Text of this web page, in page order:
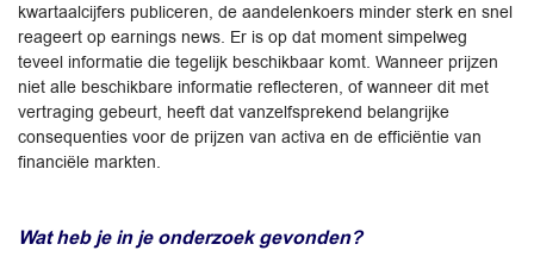
kwartaalcijfers publiceren, de aandelenkoers minder sterk en snel
reageert op earnings news. Er is op dat moment simpelweg
teveel informatie die tegelijk beschikbaar komt. Wanneer prijzen
niet alle beschikbare informatie reflecteren, of wanneer dit met
vertraging gebeurt, heeft dat vanzelfsprekend belangrijke
consequenties voor de prijzen van activa en de efficiëntie van
financiële markten.
Wat heb je in je onderzoek gevonden?